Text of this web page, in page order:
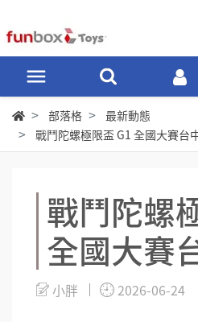
部落格
最新動態
戰鬥陀螺極限盃 G1 全國大賽台
戰鬥陀螺
全國大賽
小胖 2026-06-24